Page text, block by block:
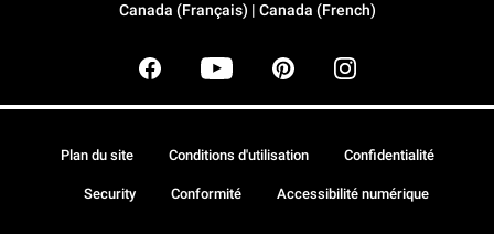
Canada (Français) | Canada (French)
Plan du site Conditions d'utilisation Confidentialité
Security Conformité Accessibilité numérique